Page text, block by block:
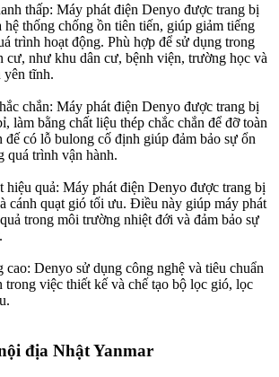
thấp: Máy phát điện Denyo được trang bị
hệ thống chống ồn tiên tiến, giúp giảm tiếng
trình hoạt động. Phù hợp để sử dụng trong
cư, như khu dân cư, bệnh viện, trường học và
yên tĩnh.
chắn: Máy phát điện Denyo được trang bị
làm bằng chất liệu thép chắc chắn để đỡ toàn
đế có lỗ bulong cố định giúp đảm bảo sự ổn
quá trình vận hành.
quả: Máy phát điện Denyo được trang bị
cánh quạt gió tối ưu. Điều này giúp máy phát
trong môi trường nhiệt đới và đảm bảo sự
Denyo sử dụng công nghệ và tiêu chuẩn
trong việc thiết kế và chế tạo bộ lọc gió, lọc
địa Nhật Yanmar